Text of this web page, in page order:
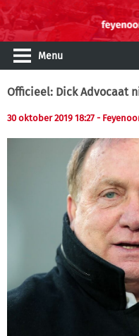
Menu
Officieel: Dick Advocaat
30 oktober 2019 18:27 -